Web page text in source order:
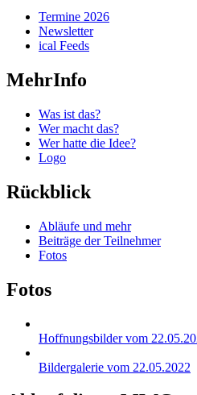
Termine 2026
Newsletter
ical Feeds
MehrInfo
Was ist das?
Wer macht das?
Wer hatte die Idee?
Logo
Rückblick
Abläufe und mehr
Beiträge der Teilnehmer
Fotos
Fotos
Hoffnungsbilder vom
Bildergalerie vom 22.05.2022